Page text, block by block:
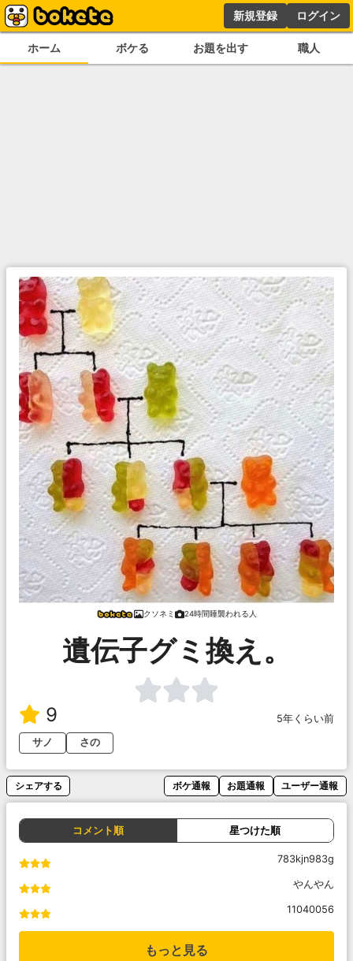
新規登録 ログイン
ホーム ボケる お題を出す 職人
クソネミ 24時間睡襲われる人
遺伝子グミ換え。
9
5年くらい前
サノ
さの
シェアする ボケ通報 お題通報 ユーザー通報
コメント順 星つけた順
783kjn983g
やんやん
11040056
もっと見る